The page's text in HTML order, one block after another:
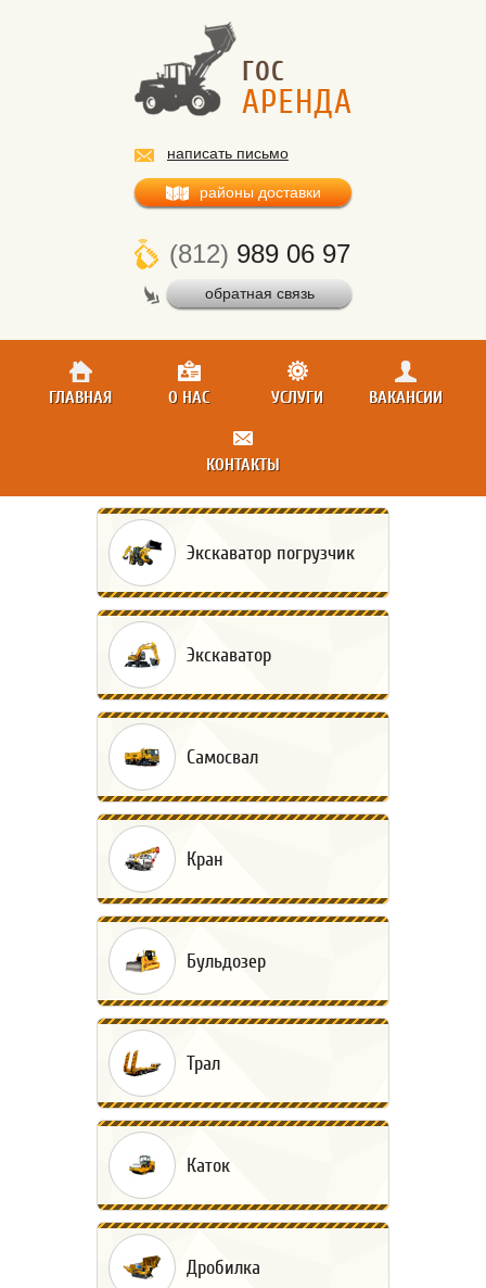
написать письмо
районы доставки
(812) 989 06 97
обратная связь
ГЛАВНАЯ О НАС УСЛУГИ ВАКАНСИИ
КОНТАКТЫ
Экскаватор погрузчик
Экскаватор
Самосвал
Кран
Бульдозер
Трал
Каток
Дробилка